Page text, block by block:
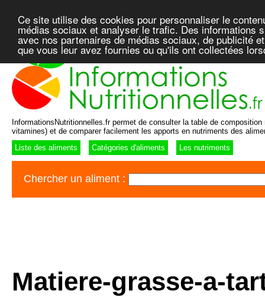
Ce site utilise des cookies pour personnaliser le
médias sociaux et analyser le trafic. Des informations
avec nos partenaires de médias sociaux, de publicité
que vous leur avez fournies ou qu'ils ont collectées
InformationsNutritionnelles.fr permet de consulter la table de
vitamines) et de comparer facilement les apports en nutriments des
Liste des aliments
Catégories d'aliments Les nutriments
Chercher un aliment :
Matiere-grasse-a-